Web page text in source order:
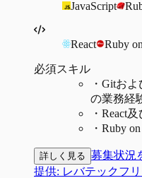
JavaScript
React Ruby
必須スキル
・ Gitおよ
の業務経
・ React
・ Ruby
詳しく見る 募集状況
提供: レバテックフ